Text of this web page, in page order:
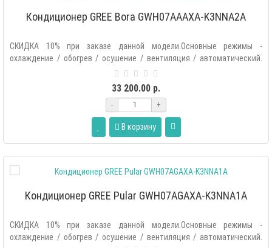
Кондиционер GREE Bora GWH07AAAXA-K3NNA2A
СКИДКА 10% при заказе данной модели.Основные режимы -
охлаждение / обогрев / осушение / вентиляция / автоматический.
33 200.00 р.
- +
В корзину
Кондиционер GREE Pular GWH07AGAXA-K3NNA1A
СКИДКА 10% при заказе данной модели.Основные режимы -
охлаждение / обогрев / осушение / вентиляция / автоматический.